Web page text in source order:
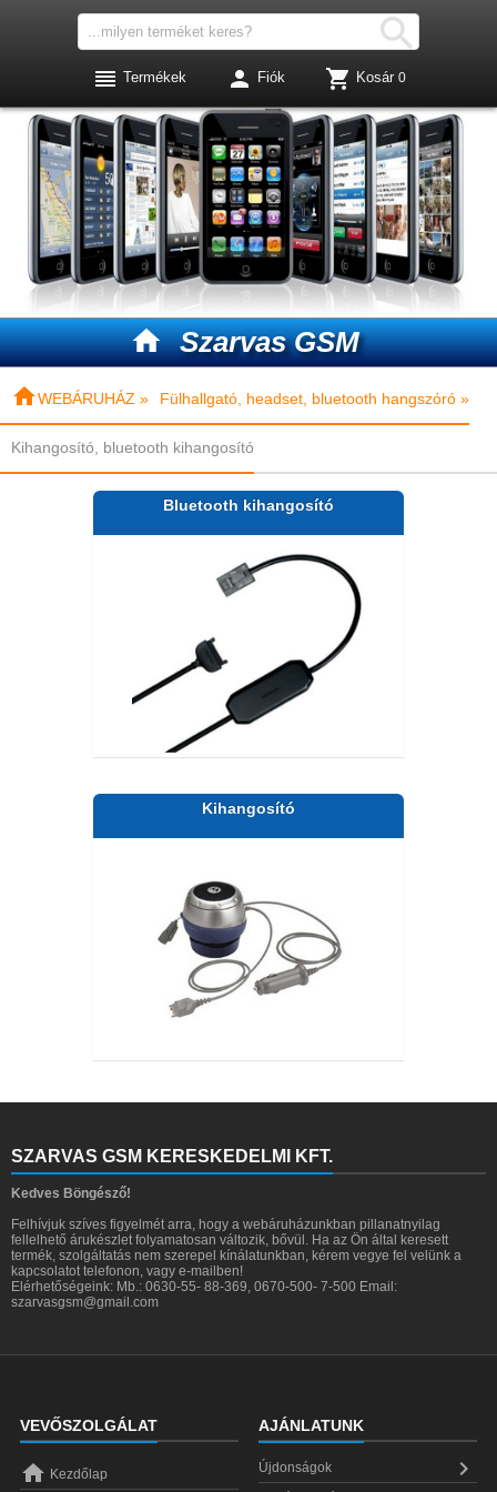
 Szarvas GSM

 Termékek  Fiók  Kosár 0
WEBÁRUHÁZ » Fülhallgató, headset, bluetooth hangszóró »
Kihangosító, bluetooth kihangosító
Bluetooth kihangosító
Kihangosító
SZARVAS GSM KERESKEDELMI KFT.
Kedves Böngésző!
Felhívjuk szíves figyelmét arra, hogy a webáruházunkban pillanatnyilag
fellelhető árukészlet folyamatosan változik, bővül. Ha az Ön által keresett
termék, szolgáltatás nem szerepel kínálatunkban, kérem vegye fel velünk a
kapcsolatot telefonon, vagy e-mailben!
Elérhetőségeink: Mb.: 0630-55- 88-369, 0670-500- 7-500 Email:
szarvasgsm@gmail.com
VEVŐSZOLGÁLAT
 Kezdőlap
AJÁNLATUNK
Újdonságok 